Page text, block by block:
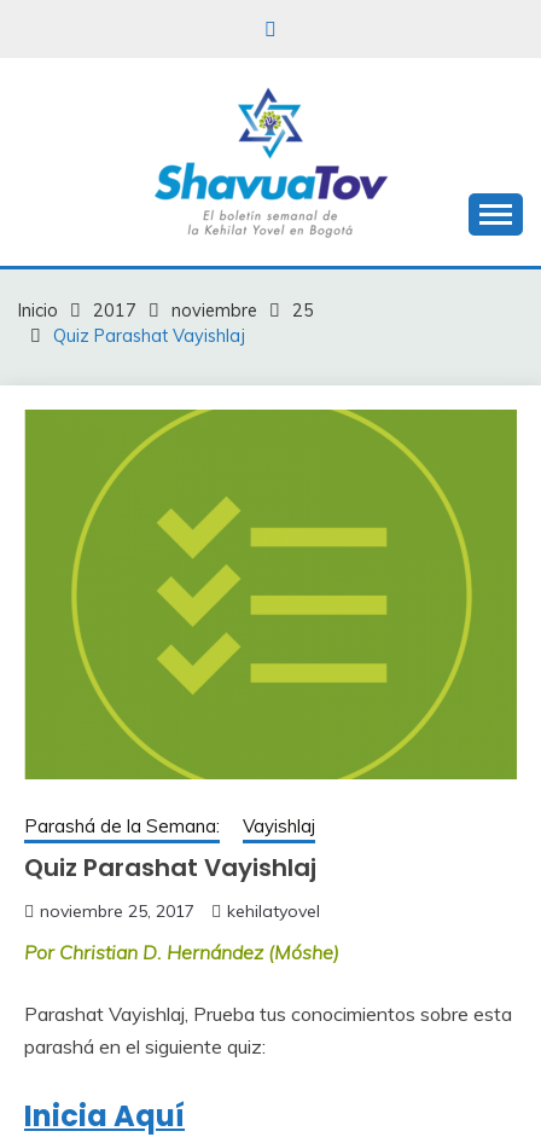
BOLETÍN SHAVUA
TOV
Inicio 2017 noviembre
25
Quiz Parashat Vayishlaj
Parashá de la Semana: Vayishlaj
Quiz Parashat Vayishlaj
noviembre 25, 2017 kehilatyovel
Por Christian D. Hernández (Móshe)
Parashat Vayishlaj, Prueba tus conocimientos sobre esta
parashá en el siguiente quiz:
Inicia Aquí